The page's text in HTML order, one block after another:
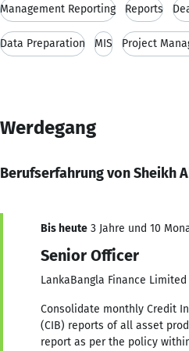
Management Reporting Reports
Data Preparation MIS Project
Werdegang
Berufserfahrung von Sheikh
Bis heute 3 Jahre und 10
Senior Officer
LankaBangla Finance Limited
Consolidate monthly Credit
(CIB) reports of all asset
report as per the policy